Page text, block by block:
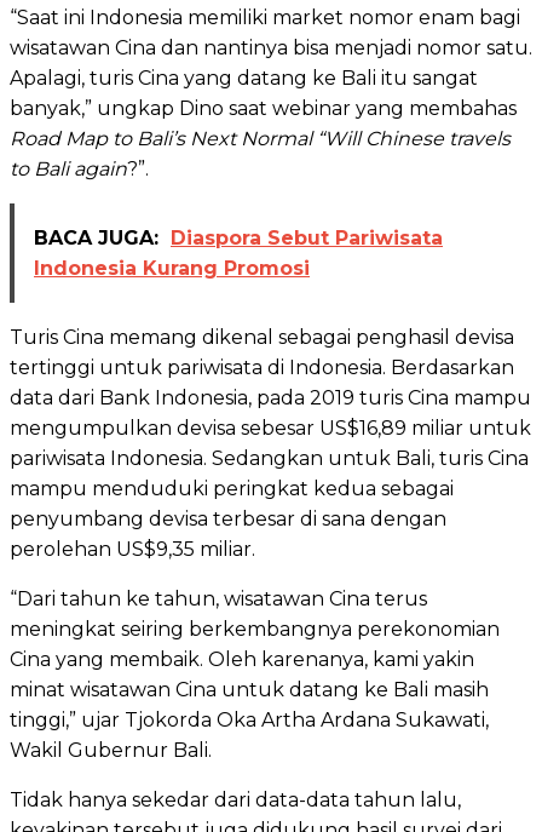
“Saat ini Indonesia memiliki market nomor enam bagi
wisatawan Cina dan nantinya bisa menjadi nomor satu.
Apalagi, turis Cina yang datang ke Bali itu sangat
banyak,” ungkap Dino saat webinar yang membahas
Road Map to Bali’s Next Normal “Will Chinese travels
to Bali again?”.
BACA JUGA: Diaspora Sebut Pariwisata
Indonesia Kurang Promosi
Turis Cina memang dikenal sebagai penghasil devisa
tertinggi untuk pariwisata di Indonesia. Berdasarkan
data dari Bank Indonesia, pada 2019 turis Cina mampu
mengumpulkan devisa sebesar US$16,89 miliar untuk
pariwisata Indonesia. Sedangkan untuk Bali, turis Cina
mampu menduduki peringkat kedua sebagai
penyumbang devisa terbesar di sana dengan
perolehan US$9,35 miliar.
“Dari tahun ke tahun, wisatawan Cina terus
meningkat seiring berkembangnya perekonomian
Cina yang membaik. Oleh karenanya, kami yakin
minat wisatawan Cina untuk datang ke Bali masih
tinggi,” ujar Tjokorda Oka Artha Ardana Sukawati,
Wakil Gubernur Bali.
Tidak hanya sekedar dari data-data tahun lalu,